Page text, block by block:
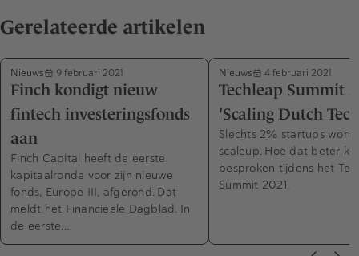
Gerelateerde artikelen
Nieuws 9 februari 2021
Finch kondigt nieuw
fintech investeringsfonds
aan
Finch Capital heeft de eerste
kapitaalronde voor zijn nieuwe
fonds, Europe III, afgerond. Dat
meldt het Financieele Dagblad. In
de eerste…
Nieuws 4 februari 2021
Techleap Summit
'Scaling Dutch
Slechts 2% startups
scaleup. Hoe dat beter
besproken tijdens het
Summit 2021.